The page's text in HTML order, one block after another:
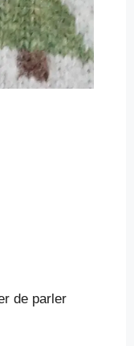
de parler